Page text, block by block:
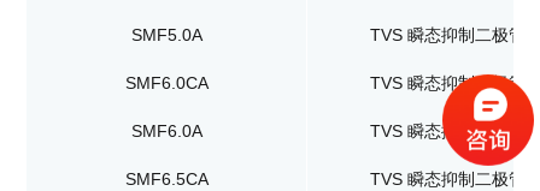
SMF5.0A TVS 瞬态抑制二极管
SMF6.0CA TVS 瞬态抑制二极管
SMF6.0A TVS 瞬态抑制二极管
SMF6.5CA TVS 瞬态抑制二极管